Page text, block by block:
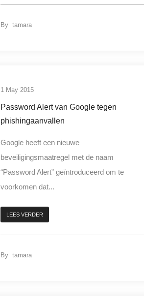
By tamara
1 May 2015
Password Alert van Google tegen
phishingaanvallen
Google heeft een nieuwe
beveiligingsmaatregel met de naam
“Password Alert” geïntroduceerd om te
voorkomen dat...
LEES VERDER
By tamara